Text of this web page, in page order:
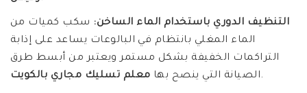
التنظيف الدوري باستخدام الماء الساخن: سكب كميات من
الماء المغلي بانتظام في البالوعات يساعد على إذابة
التراكمات الخفيفة بشكل مستمر ويعتبر من أبسط طرق
الصيانة التي ينصح بها معلم تسليك مجاري بالكويت .